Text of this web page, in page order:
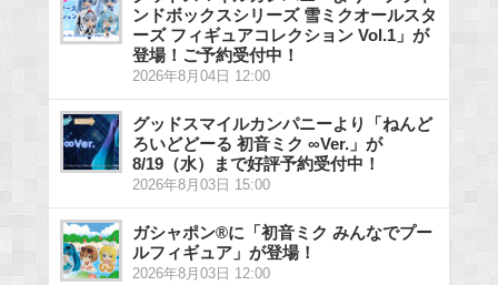
ンドボックスシリーズ 雪ミクオールスタ
ーズ フィギュアコレクション Vol.1」が
登場！ご予約受付中！
2026年8月04日 12:00
グッドスマイルカンパニーより「ねんど
ろいどどーる 初音ミク ∞Ver.」が
8/19（水）まで好評予約受付中！
2026年8月03日 15:00
ガシャポン®に「初音ミク みんなでプー
ルフィギュア」が登場！
2026年8月03日 12:00